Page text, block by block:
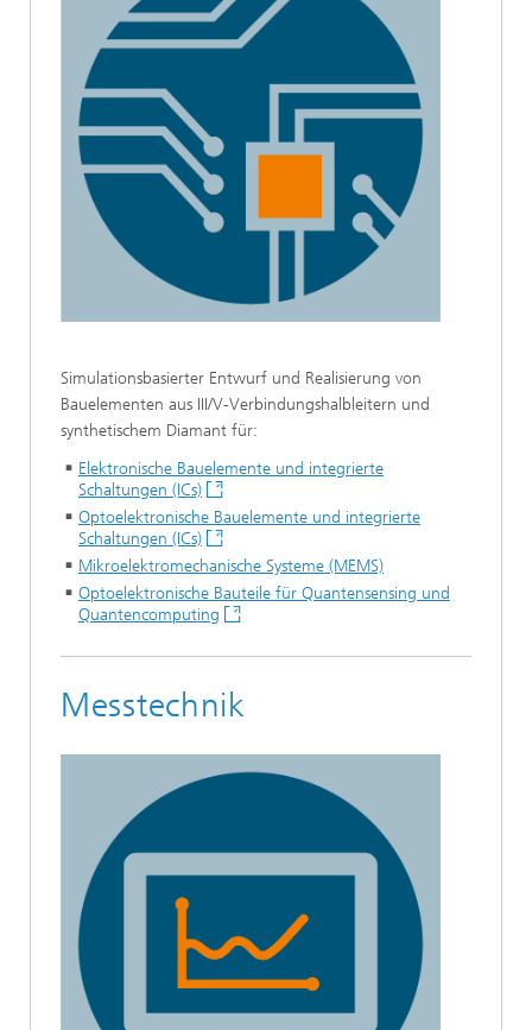
Simulationsbasierter Entwurf und Realisierung von
Bauelementen aus III/V-Verbindungshalbleitern und
synthetischem Diamant für:
Elektronische Bauelemente und integrierte
Schaltungen (ICs)
Optoelektronische Bauelemente und integrierte
Schaltungen (ICs)
Mikroelektromechanische Systeme (MEMS)
Optoelektronische Bauteile für Quantensensing und
Quantencomputing
Messtechnik